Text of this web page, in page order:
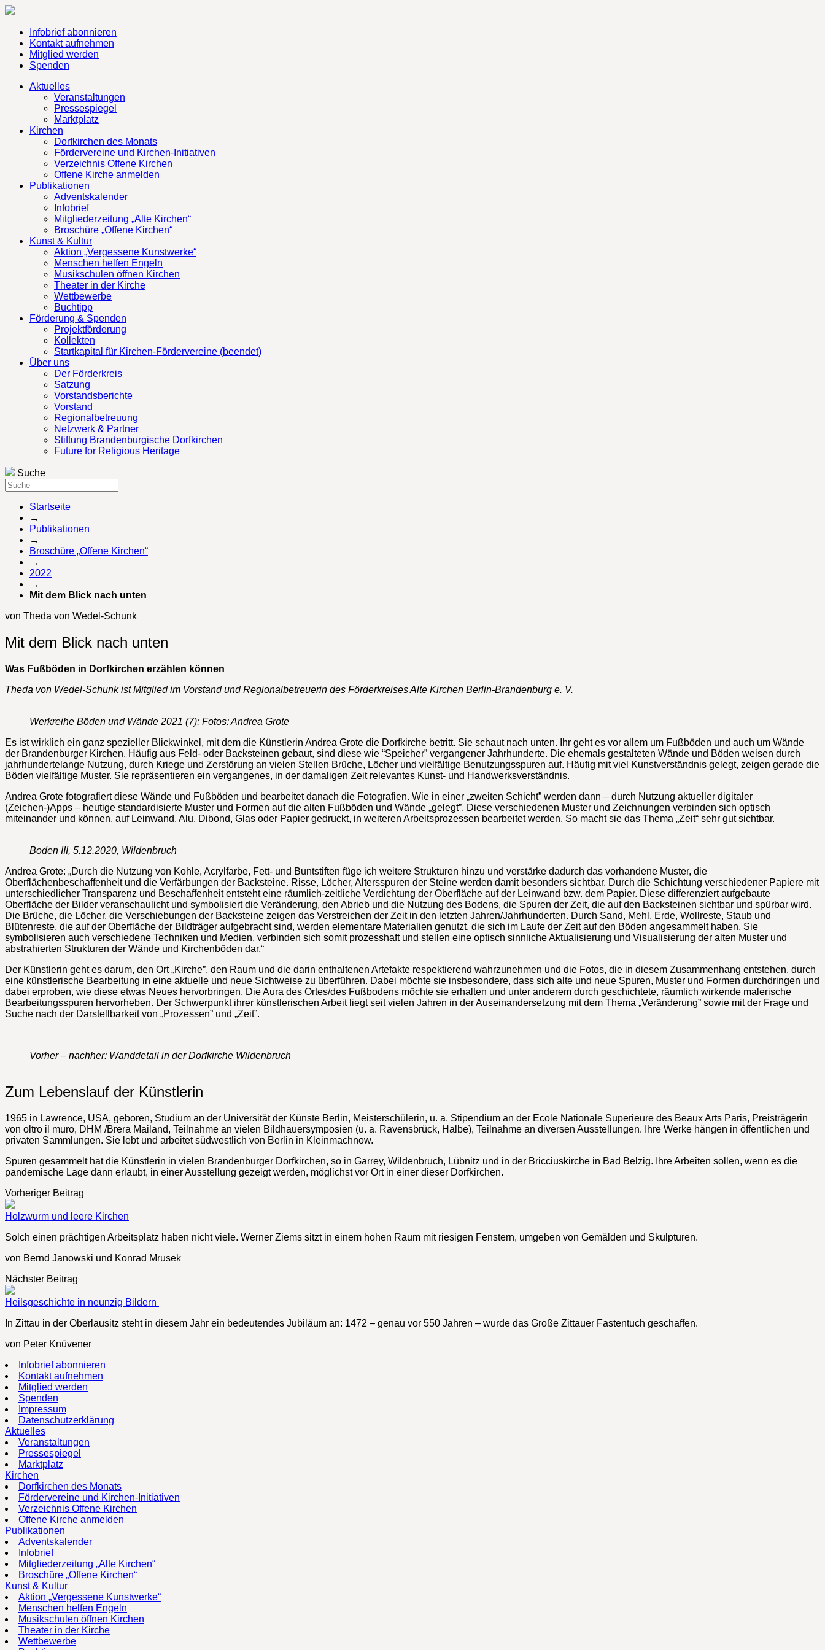
Infobrief abonnieren
Kontakt aufnehmen
Mitglied werden
Spenden
Aktuelles
Veranstaltungen
Pressespiegel
Marktplatz
Kirchen
Dorfkirchen des Monats
Fördervereine und Kirchen-Initiativen
Verzeichnis Offene Kirchen
Offene Kirche anmelden
Publikationen
Adventskalender
Infobrief
Mitgliederzeitung „Alte Kirchen“
Broschüre „Offene Kirchen“
Kunst & Kultur
Aktion „Vergessene Kunstwerke“
Menschen helfen Engeln
Musikschulen öffnen Kirchen
Theater in der Kirche
Wettbewerbe
Buchtipp
Förderung & Spenden
Projektförderung
Kollekten
Startkapital für Kirchen-Fördervereine (beendet)
Über uns
Der Förderkreis
Satzung
Vorstandsberichte
Vorstand
Regionalbetreuung
Netzwerk & Partner
Stiftung Brandenburgische Dorfkirchen
Future for Religious Heritage
Suche
Startseite
→
Publikationen
→
Broschüre „Offene Kirchen“
→
2022
→
Mit dem Blick nach unten
von Theda von Wedel-Schunk
Mit dem Blick nach unten
Was Fußböden in Dorfkirchen erzählen können
Theda von Wedel-Schunk ist Mitglied im Vorstand und Regionalbetreuerin des Förderkreises Alte Kirchen Berlin-Brandenburg e. V.
Werkreihe Böden und Wände 2021 (7); Fotos: Andrea Grote
Es ist wirklich ein ganz spezieller Blickwinkel, mit dem die Künstlerin Andrea Grote die Dorfkirche betritt. Sie schaut nach unten. Ihr geht es vor allem um Fußböden und auch um Wände
der Brandenburger Kirchen. Häufig aus Feld- oder Backsteinen gebaut, sind diese wie “Speicher” vergangener Jahrhunderte. Die ehemals gestalteten Wände und Böden weisen durch
jahrhundertelange Nutzung, durch Kriege und Zerstörung an vielen Stellen Brüche, Löcher und vielfältige Benutzungsspuren auf. Häufig mit viel Kunstverständnis gelegt, zeigen gerade die
Böden vielfältige Muster. Sie repräsentieren ein vergangenes, in der damaligen Zeit relevantes Kunst- und Handwerksverständnis.
Andrea Grote fotografiert diese Wände und Fußböden und bearbeitet danach die Fotografien. Wie in einer „zweiten Schicht” werden dann – durch Nutzung aktueller digitaler
(Zeichen-)Apps – heutige standardisierte Muster und Formen auf die alten Fußböden und Wände „gelegt”. Diese verschiedenen Muster und Zeichnungen verbinden sich optisch
miteinander und können, auf Leinwand, Alu, Dibond, Glas oder Papier gedruckt, in weiteren Arbeitsprozessen bearbeitet werden. So macht sie das Thema „Zeit“ sehr gut sichtbar.
Boden III, 5.12.2020, Wildenbruch
Andrea Grote: „Durch die Nutzung von Kohle, Acrylfarbe, Fett- und Buntstiften füge ich weitere Strukturen hinzu und verstärke dadurch das vorhandene Muster, die
Oberflächenbeschaffenheit und die Verfärbungen der Backsteine. Risse, Löcher, Altersspuren der Steine werden damit besonders sichtbar. Durch die Schichtung verschiedener Papiere mit
unterschiedlicher Transparenz und Beschaffenheit entsteht eine räumlich-zeitliche Verdichtung der Oberfläche auf der Leinwand bzw. dem Papier. Diese differenziert aufgebaute
Oberfläche der Bilder veranschaulicht und symbolisiert die Veränderung, den Abrieb und die Nutzung des Bodens, die Spuren der Zeit, die auf den Backsteinen sichtbar und spürbar wird.
Die Brüche, die Löcher, die Verschiebungen der Backsteine zeigen das Verstreichen der Zeit in den letzten Jahren/Jahrhunderten. Durch Sand, Mehl, Erde, Wollreste, Staub und
Blütenreste, die auf der Oberfläche der Bildträger aufgebracht sind, werden elementare Materialien genutzt, die sich im Laufe der Zeit auf den Böden angesammelt haben. Sie
symbolisieren auch verschiedene Techniken und Medien, verbinden sich somit prozesshaft und stellen eine optisch sinnliche Aktualisierung und Visualisierung der alten Muster und
abstrahierten Strukturen der Wände und Kirchenböden dar.“
Der Künstlerin geht es darum, den Ort „Kirche”, den Raum und die darin enthaltenen Artefakte respektierend wahrzunehmen und die Fotos, die in diesem Zusammenhang entstehen, durch
eine künstlerische Bearbeitung in eine aktuelle und neue Sichtweise zu überführen. Dabei möchte sie insbesondere, dass sich alte und neue Spuren, Muster und Formen durchdringen und
dabei erproben, wie diese etwas Neues hervorbringen. Die Aura des Ortes/des Fußbodens möchte sie erhalten und unter anderem durch geschichtete, räumlich wirkende malerische
Bearbeitungsspuren hervorheben. Der Schwerpunkt ihrer künstlerischen Arbeit liegt seit vielen Jahren in der Auseinandersetzung mit dem Thema „Veränderung” sowie mit der Frage und
Suche nach der Darstellbarkeit von „Prozessen” und „Zeit”.
Vorher – nachher: Wanddetail in der Dorfkirche Wildenbruch
Zum Lebenslauf der Künstlerin
1965 in Lawrence, USA, geboren, Studium an der Universität der Künste Berlin, Meisterschülerin, u. a. Stipendium an der Ecole Nationale Superieure des Beaux Arts Paris, Preisträgerin
von oltro il muro, DHM /Brera Mailand, Teilnahme an vielen Bildhauersymposien (u. a. Ravensbrück, Halbe), Teilnahme an diversen Ausstellungen. Ihre Werke hängen in öffentlichen und
privaten Sammlungen. Sie lebt und arbeitet südwestlich von Berlin in Kleinmachnow.
Spuren gesammelt hat die Künstlerin in vielen Brandenburger Dorfkirchen, so in Garrey, Wildenbruch, Lübnitz und in der Bricciuskirche in Bad Belzig. Ihre Arbeiten sollen, wenn es die
pandemische Lage dann erlaubt, in einer Ausstellung gezeigt werden, möglichst vor Ort in einer dieser Dorfkirchen.
Vorheriger Beitrag
Holzwurm und leere Kirchen
Solch einen prächtigen Arbeitsplatz haben nicht viele. Werner Ziems sitzt in einem hohen Raum mit riesigen Fenstern, umgeben von Gemälden und Skulpturen.
von Bernd Janowski und Konrad Mrusek
Nächster Beitrag
Heilsgeschichte in neunzig Bildern
In Zittau in der Oberlausitz steht in diesem Jahr ein bedeutendes Jubiläum an: 1472 – genau vor 550 Jahren – wurde das Große Zittauer Fastentuch geschaffen.
von Peter Knüvener
Infobrief abonnieren
Kontakt aufnehmen
Mitglied werden
Spenden
Impressum
Datenschutzerklärung
Aktuelles
Veranstaltungen
Pressespiegel
Marktplatz
Kirchen
Dorfkirchen des Monats
Fördervereine und Kirchen-Initiativen
Verzeichnis Offene Kirchen
Offene Kirche anmelden
Publikationen
Adventskalender
Infobrief
Mitgliederzeitung „Alte Kirchen“
Broschüre „Offene Kirchen“
Kunst & Kultur
Aktion „Vergessene Kunstwerke“
Menschen helfen Engeln
Musikschulen öffnen Kirchen
Theater in der Kirche
Wettbewerbe